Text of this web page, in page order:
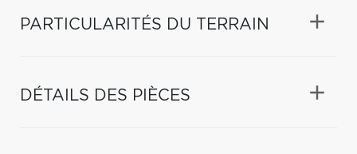
PARTICULARITÉS DU TERRAIN
DÉTAILS DES PIÈCES